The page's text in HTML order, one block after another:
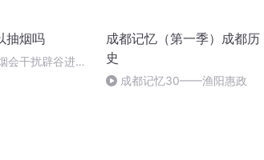
抽烟吗
会干扰辟谷进程
成都记忆（第一季）成都历
史
成都记忆30——渔阳惠政